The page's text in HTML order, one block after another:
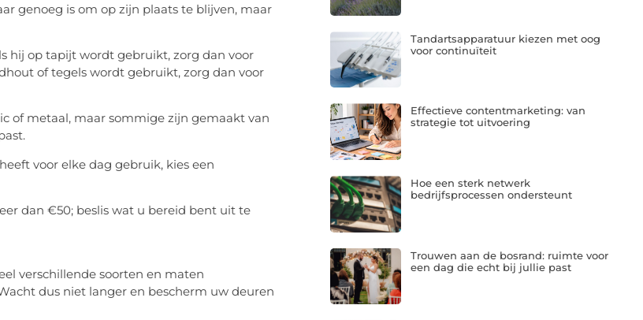
genoeg is om op zijn plaats te blijven, maar
hij op tapijt wordt gebruikt, zorg dan voor
of tegels wordt gebruikt, zorg dan voor
of metaal, maar sommige zijn gemaakt van
voor elke dag gebruik, kies een
dan €50; beslis wat u bereid bent uit te
verschillende soorten en maten
dus niet langer en bescherm uw deuren
Tandartsapparatuur kiezen met oog
voor continuïteit
Effectieve contentmarketing: van
strategie tot uitvoering
Hoe een sterk netwerk
bedrijfsprocessen ondersteunt
Trouwen aan de bosrand: ruimte voor
een dag die echt bij jullie past